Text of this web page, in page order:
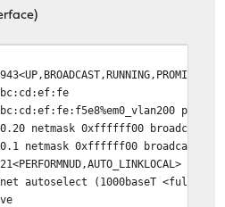
1 advbase 1 advskew 0
5 advbase 1 advskew 0
7 advbase 1 advskew 0
8 advbase 1 advskew 0
9 advbase 1 advskew 0
10 advbase 1 advskew 0
11 advbase 1 advskew 0
12 advbase 1 advskew 0
13 advbase 1 advskew 0
0xffffff00 broadcast
0xffffff00 broadcast
(1000baseT <full-